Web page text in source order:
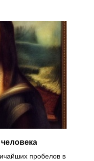
пробелов в